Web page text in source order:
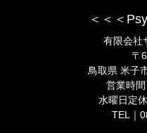
＜＜＜
有限会社
〒
鳥取県 米子
営業時
水曜日定
TEL｜